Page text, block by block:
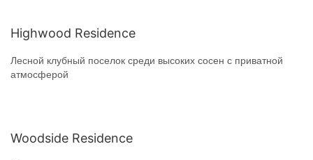
Highwood Residence
Лесной клубный поселок среди высоких сосен с приватной
атмосферой
Woodside Residence